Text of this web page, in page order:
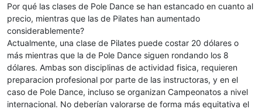
Por qué las clases de Pole Dance se han estancado en cuanto al
precio, mientras que las de Pilates han aumentado
considerablemente?
Actualmente, una clase de Pilates puede costar 20 dólares o
más mientras que la de Pole Dance siguen rondando los 8
dólares. Ambas son disciplinas de actividad fisica, requieren
preparacion profesional por parte de las instructoras, y en el
caso de Pole Dance, incluso se organizan Campeonatos a nivel
internacional. No deberían valorarse de forma más equitativa el